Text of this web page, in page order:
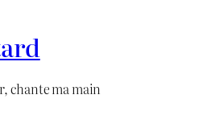
chante ma main